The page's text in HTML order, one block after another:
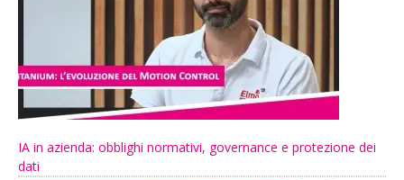
IA in azienda: obblighi normativi, governance e protezione dei
dati